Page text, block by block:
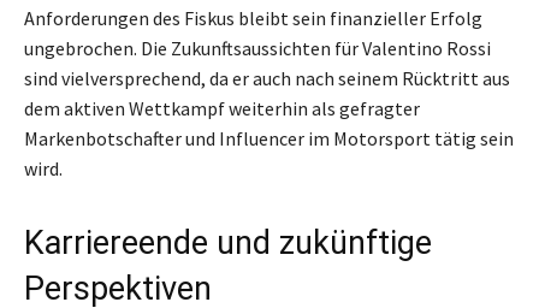
Anforderungen des Fiskus bleibt sein finanzieller Erfolg
ungebrochen. Die Zukunftsaussichten für Valentino Rossi
sind vielversprechend, da er auch nach seinem Rücktritt aus
dem aktiven Wettkampf weiterhin als gefragter
Markenbotschafter und Influencer im Motorsport tätig sein
wird.
Karriereende und zukünftige
Perspektiven